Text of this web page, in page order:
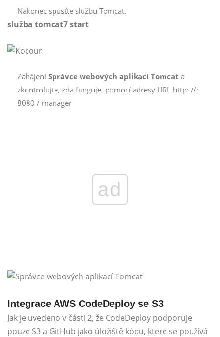
Nakonec spusťte službu Tomcat.
služba tomcat7 start
Zahájení Správce webových aplikací Tomcat a
zkontrolujte, zda funguje, pomocí adresy URL http: //:
8080 / manager
ad
Integrace AWS CodeDeploy se S3
Jak je uvedeno v části 2, že CodeDeploy podporuje
pouze S3 a GitHub jako úložiště kódu, které se používá